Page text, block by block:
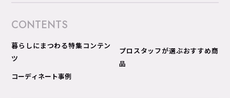
CONTENTS
暮らしにまつわる特集コンテン
ツ
コーディネート事例
プロスタッフが選ぶおすすめ商
品